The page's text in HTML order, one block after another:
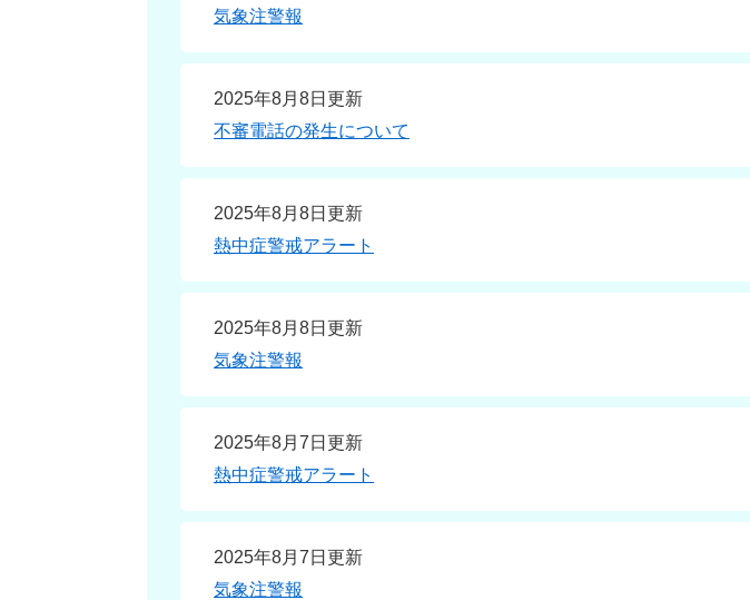
気象注警報
2025年8月8日更新
不審電話の発生について
2025年8月8日更新
熱中症警戒アラート
2025年8月8日更新
気象注警報
2025年8月7日更新
熱中症警戒アラート
2025年8月7日更新
気象注警報